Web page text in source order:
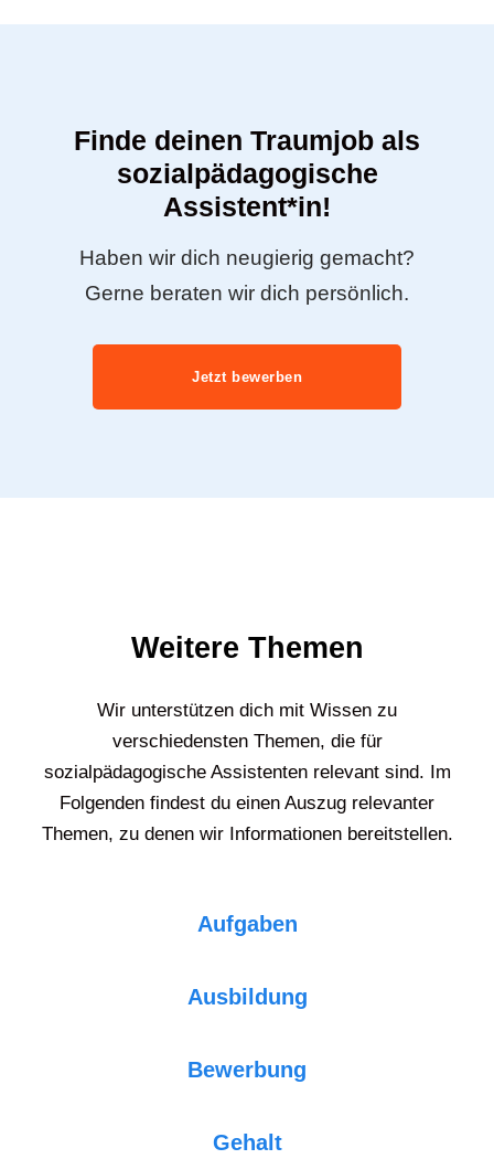
Finde deinen Traumjob als
sozialpädagogische
Assistent*in!
Haben wir dich neugierig gemacht?
Gerne beraten wir dich persönlich.
Jetzt bewerben
Weitere Themen
Wir unterstützen dich mit Wissen zu
verschiedensten Themen, die für
sozialpädagogische Assistenten relevant sind. Im
Folgenden findest du einen Auszug relevanter
Themen, zu denen wir Informationen bereitstellen.
Aufgaben
Ausbildung
Bewerbung
Gehalt